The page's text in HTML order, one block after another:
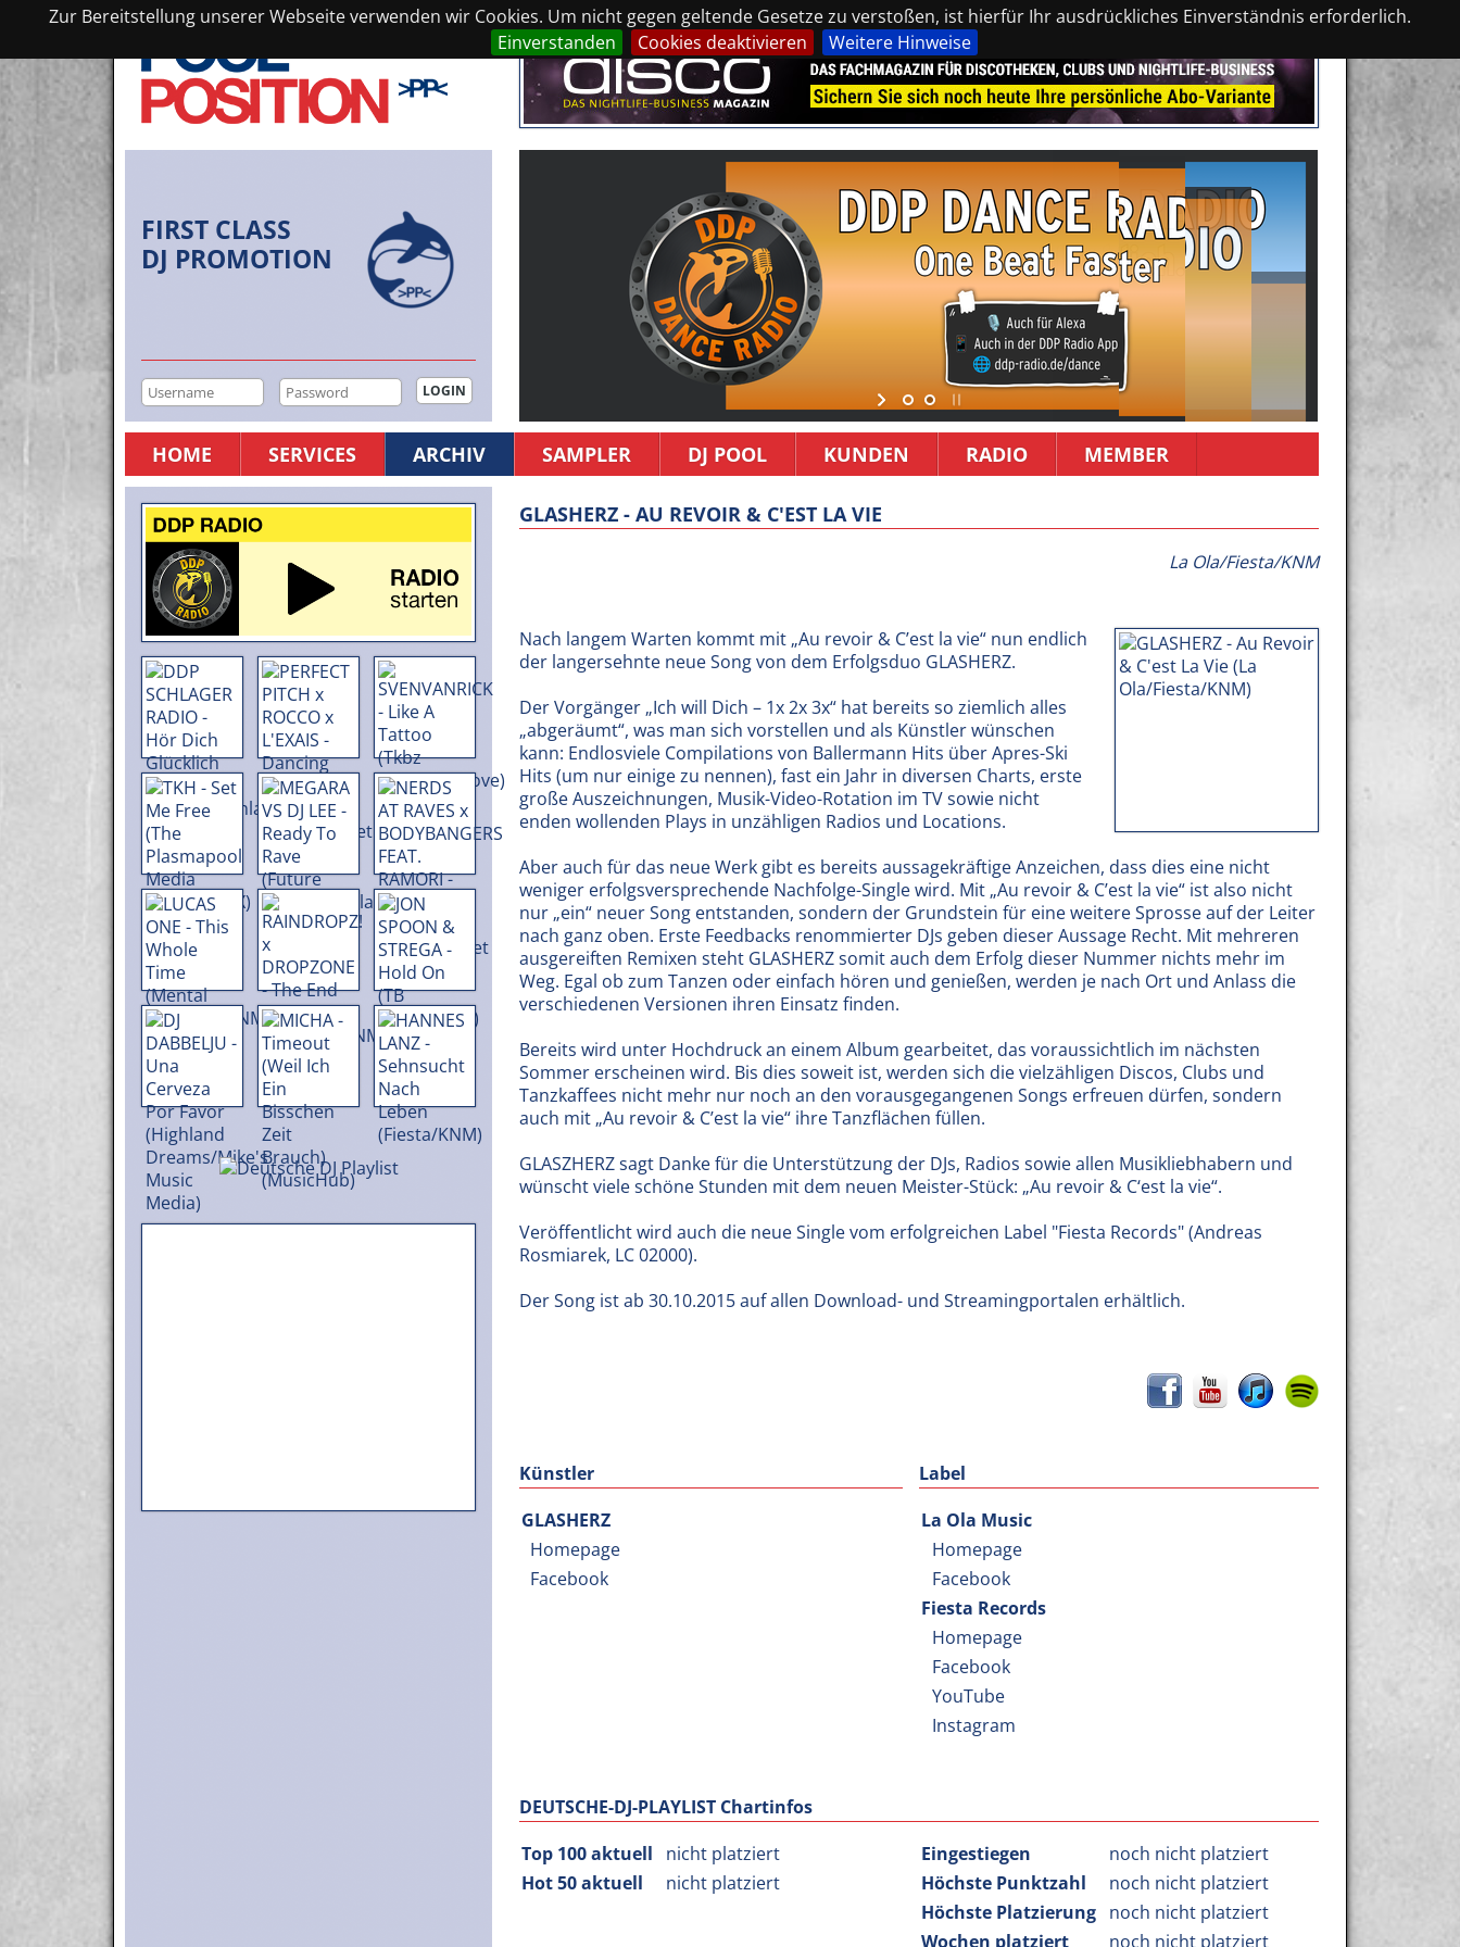
Zur Bereitstellung unserer Webseite verwenden wir Cookies. Um nicht gegen geltende Gesetze zu verstoßen, ist hierfür Ihr ausdrückliches Einverständnis erforderlich.
Einverstanden
Cookies deaktivieren Weitere Hinweise
FIRST CLASS
DJ PROMOTION
HOME SERVICES ARCHIV SAMPLER DJ POOL KUNDEN RADIO MEMBER
GLASHERZ - AU REVOIR & C'EST LA VIE
La Ola/Fiesta/KNM
Nach langem Warten kommt mit „Au revoir & C’est la vie“ nun endlich
der langersehnte neue Song von dem Erfolgsduo GLASHERZ.
Der Vorgänger „Ich will Dich – 1x 2x 3x“ hat bereits so ziemlich alles
„abgeräumt“, was man sich vorstellen und als Künstler wünschen
kann: Endlosviele Compilations von Ballermann Hits über Apres-Ski
Hits (um nur einige zu nennen), fast ein Jahr in diversen Charts, erste
große Auszeichnungen, Musik-Video-Rotation im TV sowie nicht
enden wollenden Plays in unzähligen Radios und Locations.
Aber auch für das neue Werk gibt es bereits aussagekräftige Anzeichen, dass dies eine nicht
weniger erfolgsversprechende Nachfolge-Single wird. Mit „Au revoir & C’est la vie“ ist also nicht
nur „ein“ neuer Song entstanden, sondern der Grundstein für eine weitere Sprosse auf der Leiter
nach ganz oben. Erste Feedbacks renommierter DJs geben dieser Aussage Recht. Mit mehreren
ausgereiften Remixen steht GLASHERZ somit auch dem Erfolg dieser Nummer nichts mehr im
Weg. Egal ob zum Tanzen oder einfach hören und genießen, werden je nach Ort und Anlass die
verschiedenen Versionen ihren Einsatz finden.
Bereits wird unter Hochdruck an einem Album gearbeitet, das voraussichtlich im nächsten
Sommer erscheinen wird. Bis dies soweit ist, werden sich die vielzähligen Discos, Clubs und
Tanzkaffees nicht mehr nur noch an den vorausgegangenen Songs erfreuen dürfen, sondern
auch mit „Au revoir & C’est la vie“ ihre Tanzflächen füllen.
GLASZHERZ sagt Danke für die Unterstützung der DJs, Radios sowie allen Musikliebhabern und
wünscht viele schöne Stunden mit dem neuen Meister-Stück: „Au revoir & C‘est la vie“.
Veröffentlicht wird auch die neue Single vom erfolgreichen Label "Fiesta Records" (Andreas
Rosmiarek, LC 02000).
Der Song ist ab 30.10.2015 auf allen Download- und Streamingportalen erhältlich.
Künstler
GLASHERZ
Homepage
Facebook
Label
La Ola Music
Homepage
Facebook
Fiesta Records
Homepage
Facebook
YouTube
Instagram
DEUTSCHE-DJ-PLAYLIST Chartinfos
Top 100 aktuell
nicht platziert
Hot 50 aktuell
nicht platziert
Eingestiegen
noch nicht platziert
Höchste Punktzahl
noch nicht platziert
Höchste Platzierung noch nicht platziert
Wochen platziert
noch nicht platziert